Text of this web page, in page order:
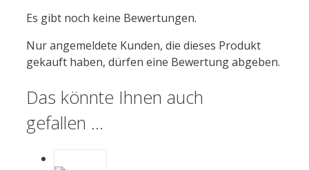
Es gibt noch keine Bewertungen.
Nur angemeldete Kunden, die dieses Produkt
gekauft haben, dürfen eine Bewertung abgeben.
Das könnte Ihnen auch
gefallen …